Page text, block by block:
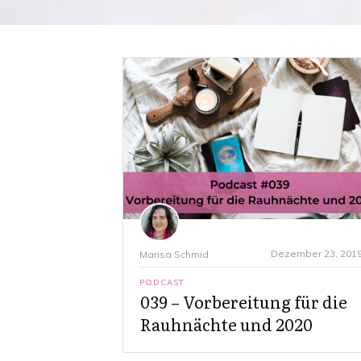
Marisa Schmid Dezember 23,
PODCAST
039 – Vorbereitung für die
Rauhnächte und 2020